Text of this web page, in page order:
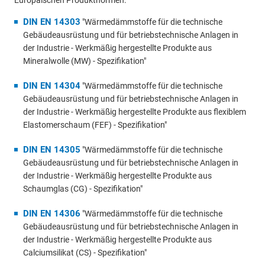
DIN EN 14303 "Wärmedämmstoffe für die technische
Gebäudeausrüstung und für betriebstechnische Anlagen in
der Industrie - Werkmäßig hergestellte Produkte aus
Mineralwolle (MW) - Spezifikation"
DIN EN 14304 "Wärmedämmstoffe für die technische
Gebäudeausrüstung und für betriebstechnische Anlagen in
der Industrie - Werkmäßig hergestellte Produkte aus flexiblem
Elastomerschaum (FEF) - Spezifikation"
DIN EN 14305 "Wärmedämmstoffe für die technische
Gebäudeausrüstung und für betriebstechnische Anlagen in
der Industrie - Werkmäßig hergestellte Produkte aus
Schaumglas (CG) - Spezifikation"
DIN EN 14306 "Wärmedämmstoffe für die technische
Gebäudeausrüstung und für betriebstechnische Anlagen in
der Industrie - Werkmäßig hergestellte Produkte aus
Calciumsilikat (CS) - Spezifikation"